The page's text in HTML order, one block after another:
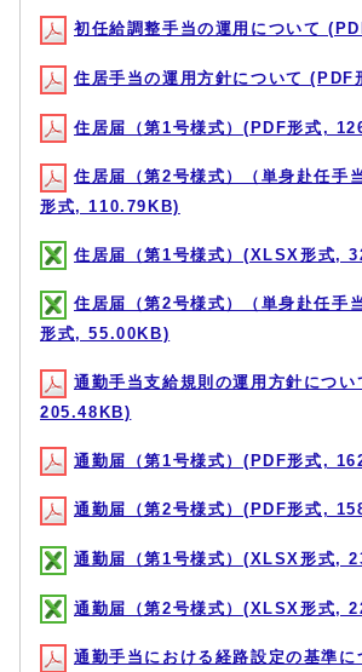
初任給調整手当の運用について
住居手当の運用方針について
住居届（第1号様式）(PDF形式,
住居届（第2号様式）（単身赴任手
形式, 110.79KB)
住居届（第1号様式）(XLSX形式,
住居届（第2号様式）（単身赴任手
形式, 55.00KB)
通勤手当支給規則の運用方針につ
205.48KB)
通勤届（第1号様式）(PDF形式,
通勤届（第2号様式）(PDF形式,
通勤届（第1号様式）(XLSX形式,
通勤届（第2号様式）(XLSX形式,
通勤手当における経路設定の基準